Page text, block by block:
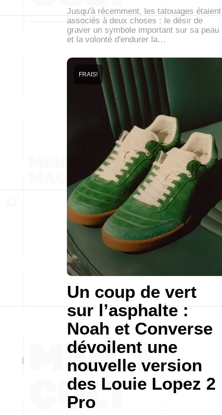
Jusqu'à récemment, les tatouages étaient
associés à deux choses : le désir de
graver un symbole important sur sa peau
et la volonté d'endurer la…
Un coup de vert
sur l’asphalte :
Noah et Converse
dévoilent une
nouvelle version
des Louie Lopez 2
Pro
FRAIS!